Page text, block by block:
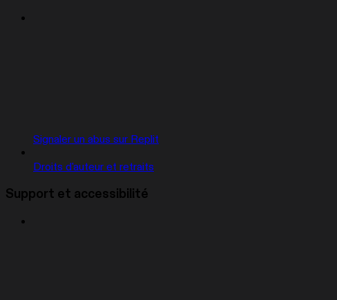
Signaler un abus sur Replit
Droits d'auteur et retraits
Support et accessibilité